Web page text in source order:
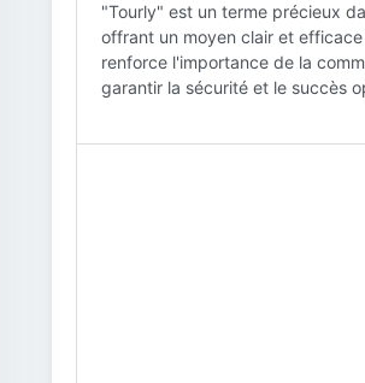
"Tourly" est un terme précieux
offrant un moyen clair et
renforce l'importance de la
garantir la sécurité et le succès